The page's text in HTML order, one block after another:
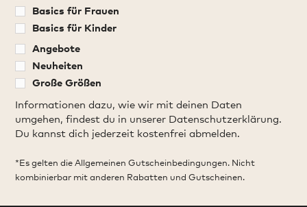
Basics für Frauen
Basics für Kinder
Angebote
Neuheiten
Große Größen
Informationen dazu, wie wir mit deinen Daten
umgehen, findest du in unserer Datenschutzerklärung.
Du kannst dich jederzeit kostenfrei abmelden.
*Es gelten die Allgemeinen Gutscheinbedingungen. Nicht
kombinierbar mit anderen Rabatten und Gutscheinen.